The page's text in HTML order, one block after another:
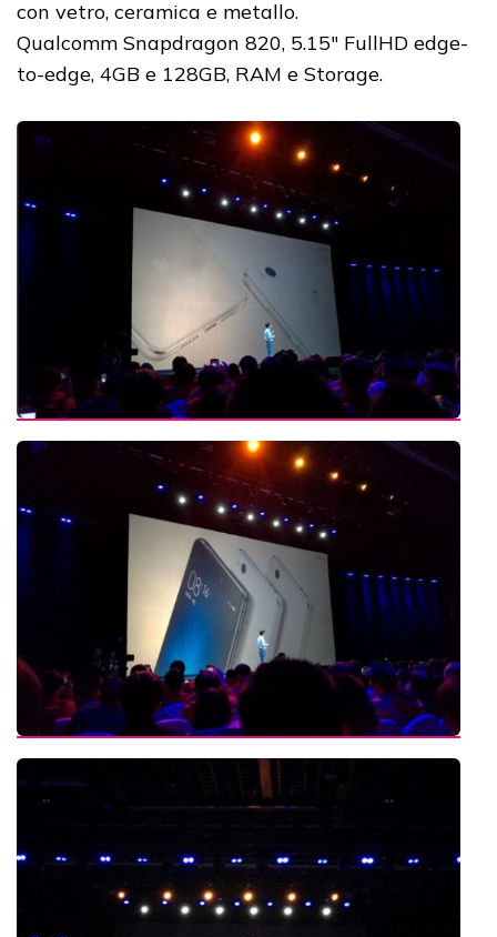
con vetro, ceramica e metallo.
Qualcomm Snapdragon 820, 5.15" FullHD edge-
to-edge, 4GB e 128GB, RAM e Storage.